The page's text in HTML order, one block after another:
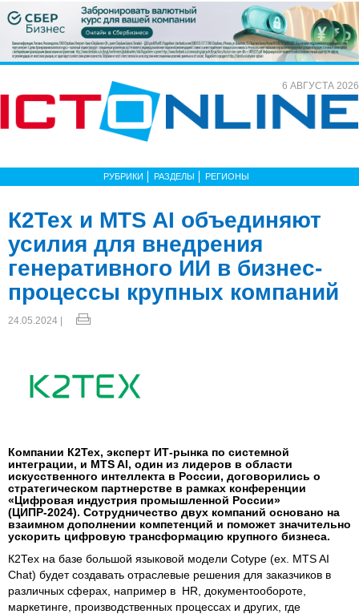
6 АВГУСТА 2026
РУБРИКИ РАЗДЕЛЫ РЕГИОНЫ
К2Тех и MTS AI объединяют
усилия для внедрения
генеративного ИИ в бизнес-
процессы крупных компаний
24.05.2024 |
Компании К2Тех, эксперт ИТ-рынка по системной
интеграции, и MTS AI, один из лидеров в области
искусственного интеллекта в России, договорились о
стратегическом партнерстве в рамках конференции
«Цифровая индустрия промышленной России»
(ЦИПР-2024). Сотрудничество двух компаний основано на
взаимном дополнении компетенций и поможет значительно
ускорить цифровую трансформацию крупного бизнеса.
К2Тех на базе большой языковой модели Cotype (ex. MTS AI
Chat) будет создавать отраслевые решения для заказчиков в
различных сферах, например в HR, документообороте,
маркетинге, производственных процессах и других, где